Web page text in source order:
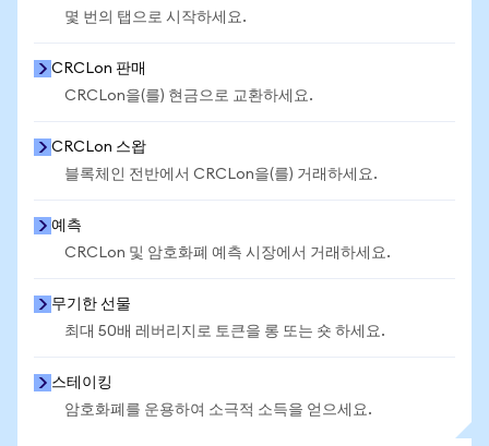
몇 번의 탭으로 시작하세요.
CRCLon 판매
CRCLon을(를) 현금으로 교환하세요.
CRCLon 스왑
블록체인 전반에서 CRCLon을(를) 거래하세요.
예측
CRCLon 및 암호화폐 예측 시장에서 거래하세요.
무기한 선물
최대 50배 레버리지로 토큰을 롱 또는 숏 하세요.
스테이킹
암호화폐를 운용하여 소극적 소득을 얻으세요.